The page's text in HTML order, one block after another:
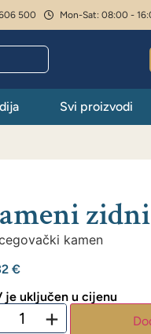
500 Mon-Sat: 08:00 -
Svi proizvodi
kamen
€
je uključen u cijenu
+